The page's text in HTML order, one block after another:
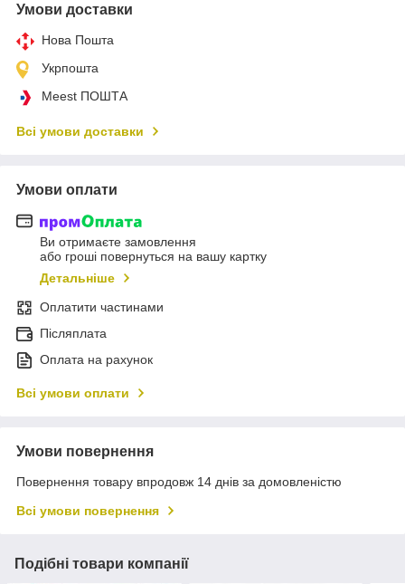
Умови доставки
Нова Пошта
Укрпошта
Meest ПОШТА
Всі умови доставки
Умови оплати
Ви отримаєте замовлення
або гроші повернуться на вашу картку
Детальніше
Оплатити частинами
Післяплата
Оплата на рахунок
Всі умови оплати
Умови повернення
Повернення товару впродовж 14 днів за домовленістю
Всі умови повернення
Подібні товари компанії